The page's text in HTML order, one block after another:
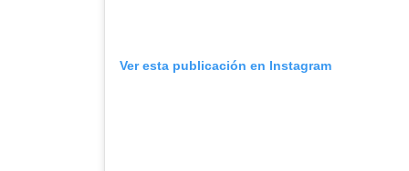
Ver esta publicación en Instagram